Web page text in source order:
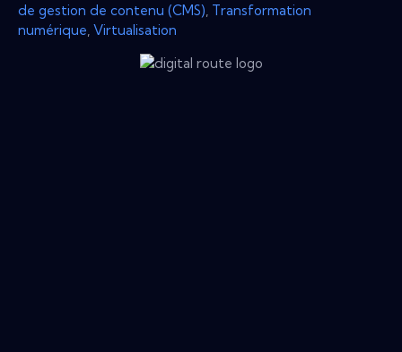
de gestion de contenu (CMS) Transformation
numérique Virtualisation